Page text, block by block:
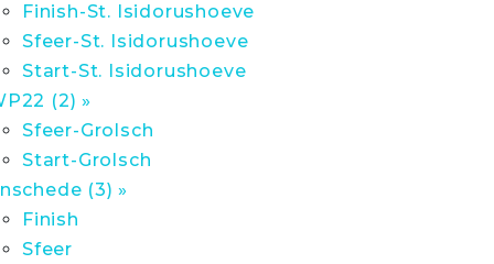
Finish-St. Isidorushoeve
Sfeer-St. Isidorushoeve
Start-St. Isidorushoeve
(2) »
Sfeer-Grolsch
Start-Grolsch
(3) »
Finish
Sfeer